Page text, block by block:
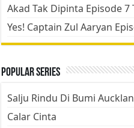
Akad Tak Dipinta Episode
Yes! Captain Zul Aaryan
Popular Series
Salju Rindu Di Bumi
Calar Cinta